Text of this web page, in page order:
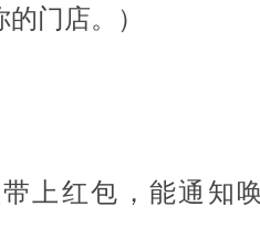
门店。）
带上红包，能通知